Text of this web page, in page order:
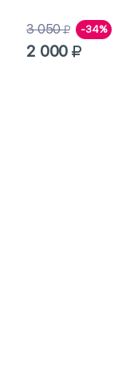
3 050 -34%
2 000